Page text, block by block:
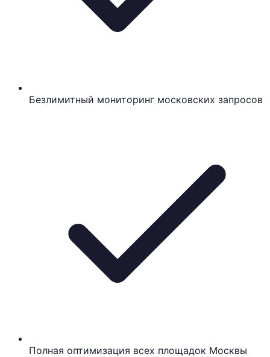
Безлимитный мониторинг московских запросов
Полная оптимизация всех площадок Москвы